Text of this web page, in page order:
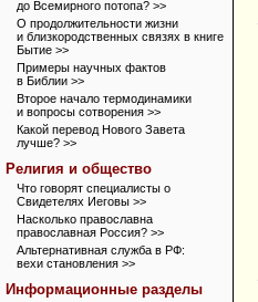
до Всемирного потопа? >>
О продолжительности жизни
и близкородственных связях в книге
Бытие >>
Примеры научных фактов
в Библии >>
Второе начало термодинамики
и вопросы сотворения >>
Какой перевод Нового Завета
лучше? >>
Религия и общество
Что говорят специалисты о
Свидетелях Иеговы >>
Насколько православна
православная Россия? >>
Альтернативная служба в РФ:
вехи становления >>
Информационные разделы